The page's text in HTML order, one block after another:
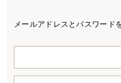
メールアドレスとパスワード